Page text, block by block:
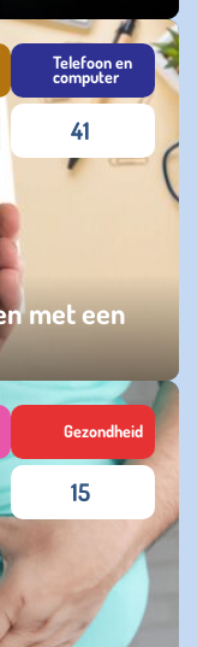
met een
Telefoon en
computer
41
Gezondheid
15